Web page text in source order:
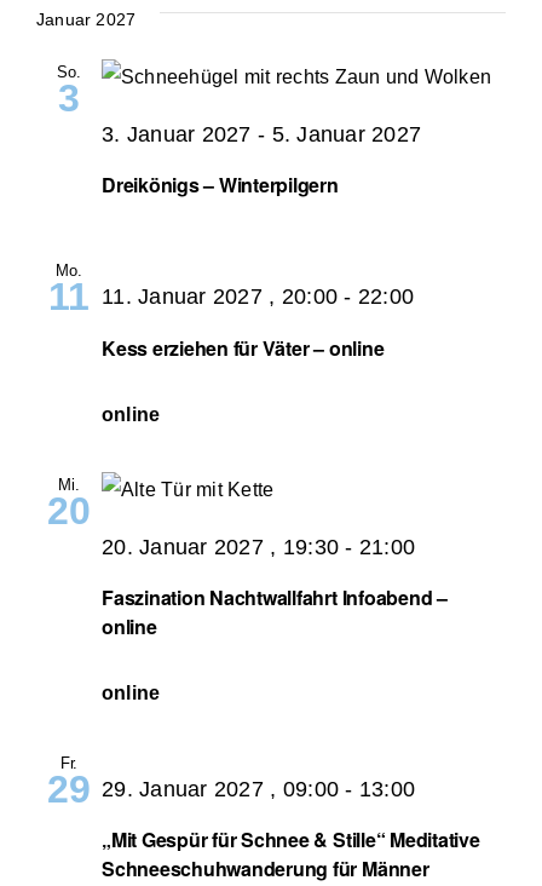
Januar 2027
So.
3
Dreikönigs – Winterpilgern
3. Januar 2027 - 5. Januar 2027
Mo.
11
Kess erziehen für Väter – online
11. Januar 2027 , 20:00 - 22:00
online
Mi.
20
Faszination Nachtwallfahrt Infoabend –
online
20. Januar 2027 , 19:30 - 21:00
online
Fr.
29
„Mit Gespür für Schnee & Stille“ Meditative
Schneeschuhwanderung für Männer
29. Januar 2027 , 09:00 - 13:00